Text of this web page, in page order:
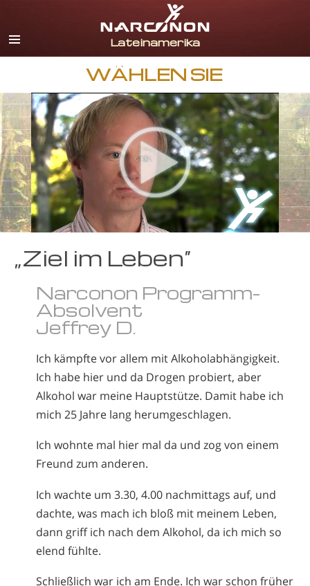
Spanisch
Englisch
Portugiesisch
Italienisch
Französisch
Niederländisch
Deutsch
Kroatisch
Alle Regionen/Sprachen
WÄHLEN SIE
„Ziel im Leben“
Narconon Programm-
Absolvent
Jeffrey D.
Ich kämpfte vor allem mit Alkoholabhängigkeit.
Ich habe hier und da Drogen probiert, aber
Alkohol war meine Hauptstütze. Damit habe ich
mich 25 Jahre lang herumgeschlagen.
Ich wohnte mal hier mal da und zog von einem
Freund zum anderen.
Ich wachte um 3.30, 4.00 nachmittags auf, und
dachte, was mach ich bloß mit meinem Leben,
dann griff ich nach dem Alkohol, da ich mich so
elend fühlte.
Schließlich war ich am Ende. Ich war schon früher